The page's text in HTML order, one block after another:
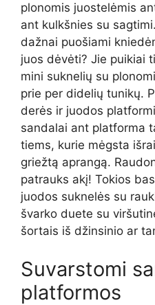
plonomis juostelėmis
ant kulkšnies su
dažnai puošiami
juos dėvėti? Jie puikiai
mini suknelių su
prie per didelių tunikų.
derės ir juodos
sandalai ant platforma
tiems, kurie mėgsta
griežtą aprangą.
patrauks akį! Tokios
juodos suknelės su
švarko duete su
šortais iš džinsinio ar
Suvarstomi
platformos